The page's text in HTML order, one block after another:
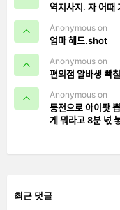
역지사지. 자 어때
Anonymous on
엄마 헤드.shot
Anonymous on
편의점 알바생
Anonymous on
동전으로
게 뭐라고 8분 넋
최근 댓글